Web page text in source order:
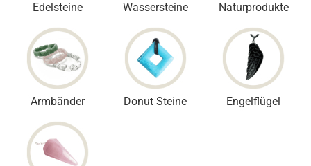
Edelsteine Wassersteine Naturprodukte
Armbänder Donut Steine Engelflügel